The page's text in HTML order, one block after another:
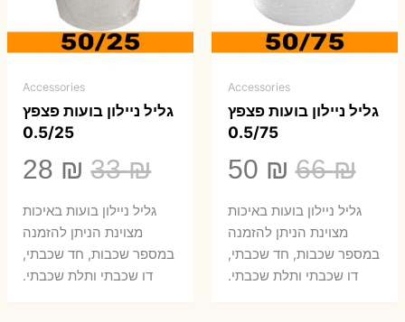
Accessories
גליל ניילון בועות פצפץ
0.5/75
66₪
המחיר
המקורי
היה:
66 ₪.
50 ₪
הנוכחיגליל ניילון בועות באיכות
מצוינת הניתן להזמנה
במספר שכבות, חד שכבתי,
דו שכבתי ותלת שכבתי.
Accessories
גליל ניילון בועות פצפץ
0.5/25
33₪
המחיר
המקורי
היה:
33 ₪.
28 ₪
₪.
גליל ניילון בועות באיכות
מצוינת הניתן להזמנה
במספר שכבות, חד שכבתי,
דו שכבתי ותלת שכבתי.